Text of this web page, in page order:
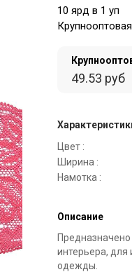
10 ярд в 1 уп
49.53 руб
Цвет :
Ширина :
Намотка :
Описание
интерьера, для
одежды.